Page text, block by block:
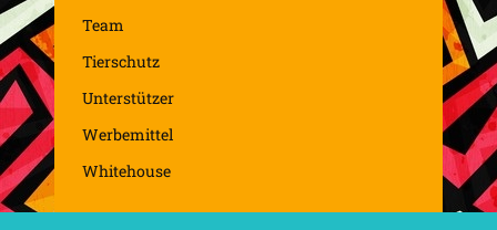
Team
Tierschutz
Unterstützer
Werbemittel
Whitehouse